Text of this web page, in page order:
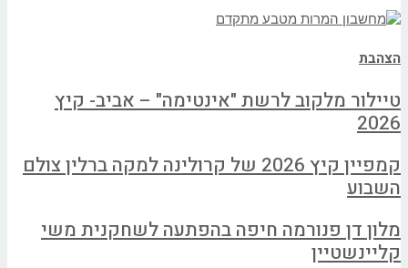
הצהבת
טיילור מלקוב לרשת "אינטימה" – אביב- קיץ
2026
קמפיין קיץ 2026 של קרולינה למקה ברלין צולם
השבוע
מלון דן פנורמה חיפה בהפתעה לשחקנית משי
קליינשטיין